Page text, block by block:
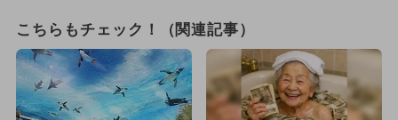
こちらもチェック！（関連記事）